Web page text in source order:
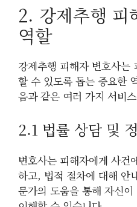
2. 강제추행 피
역할
강제추행 피해자 변호사는
할 수 있도록 돕는 중요한
음과 같은 여러 가지 서비
2.1 법률 상담 및
변호사는 피해자에게 사건
하고, 법적 절차에 대해 안
문가의 도움을 통해 자신